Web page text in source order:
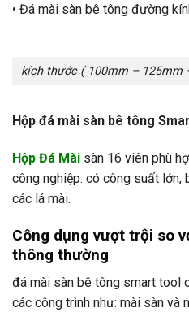
• Đá mài sàn bê tông đường
kích thước ( 100mm – 125mm
Hộp đá mài sàn bê tông
Hộp Đá Mài sàn 16 viên phù
công nghiệp. có công suất lớn,
các lá mài.
Công dụng vượt trội so
thông thường
đá mài sàn bê tông smart tool
các công trình như: mài sàn và